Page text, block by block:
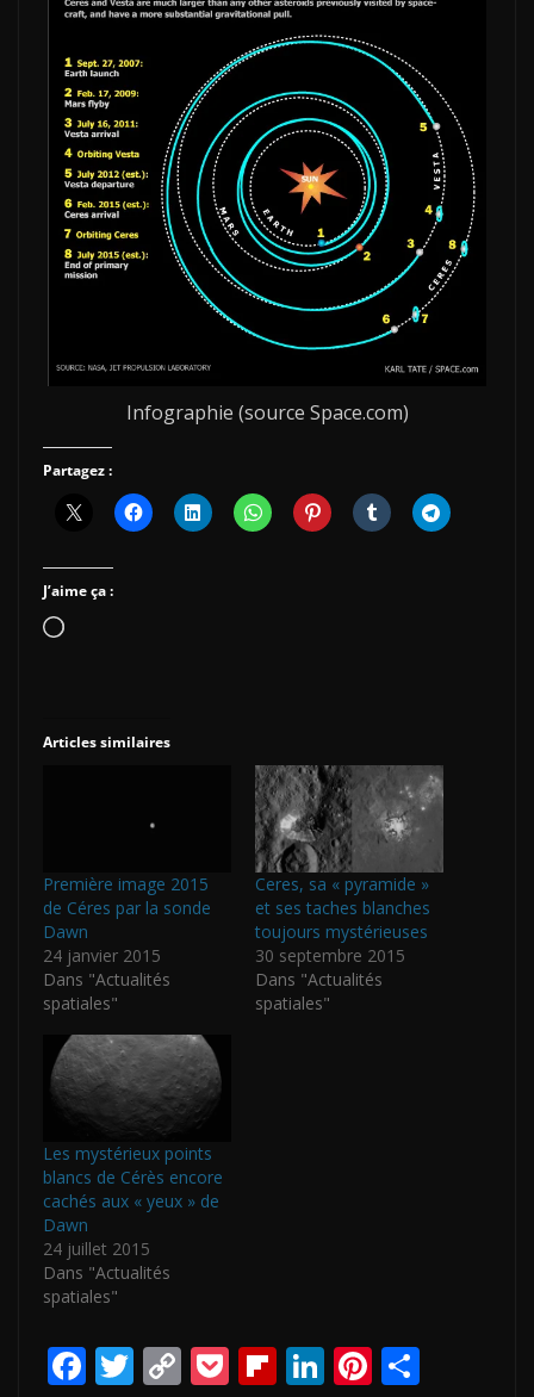
Infographie (source Space.com)
Partagez :
J’aime ça :
Chargement…
Articles similaires
Première image 2015
de Céres par la sonde
Dawn
24 janvier 2015
Dans "Actualités
spatiales"
Ceres, sa « pyramide »
et ses taches blanches
toujours mystérieuses
30 septembre 2015
Dans "Actualités
spatiales"
Les mystérieux points
blancs de Cérès encore
cachés aux « yeux » de
Dawn
24 juillet 2015
Dans "Actualités
spatiales"
F T C P Fli Li Pi